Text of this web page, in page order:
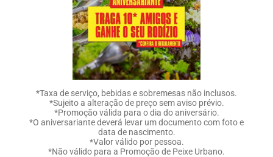
*Taxa de serviço, bebidas e sobremesas não inclusos.
*Sujeito a alteração de preço sem aviso prévio.
*Promoção válida para o dia do aniversário.
*O aniversariante deverá levar um documento com foto e
data de nascimento.
*Valor válido por pessoa.
*Não válido para a Promoção de Peixe Urbano.